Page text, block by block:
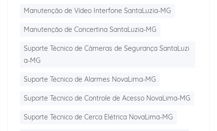
Manutenção de Vídeo Interfone SantaLuzia-MG
Manutenção de Concertina SantaLuzia-MG
Suporte Técnico de Câmeras de Segurança SantaLuzi
a-MG
Suporte Técnico de Alarmes NovaLima-MG
Suporte Técnico de Controle de Acesso NovaLima-MG
Suporte Técnico de Cerca Elétrica NovaLima-MG